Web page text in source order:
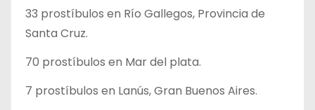
33 prostíbulos en Río Gallegos, Provincia de
Santa Cruz.
70 prostíbulos en Mar del plata.
7 prostíbulos en Lanús, Gran Buenos Aires.